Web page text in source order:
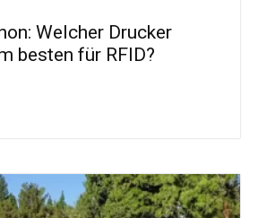
Welcher Drucker
besten für RFID?